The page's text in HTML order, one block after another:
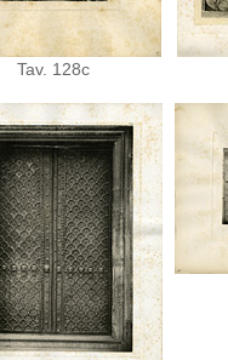
Tav. 128c